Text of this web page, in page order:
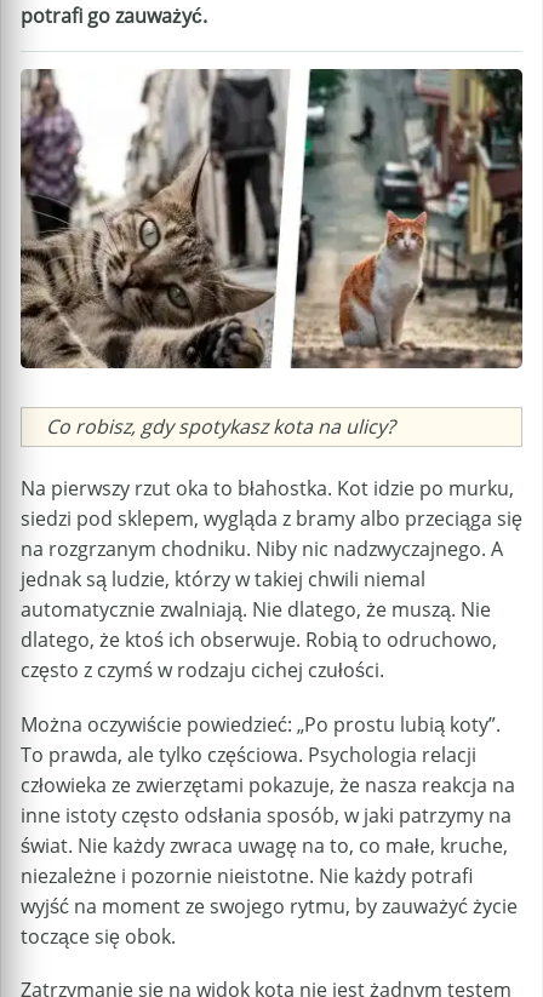
potrafi go zauważyć.
Caption
Co robisz, gdy spotykasz kota na ulicy?
Na pierwszy rzut oka to błahostka. Kot idzie po murku,
siedzi pod sklepem, wygląda z bramy albo przeciąga się
na rozgrzanym chodniku. Niby nic nadzwyczajnego. A
jednak są ludzie, którzy w takiej chwili niemal
automatycznie zwalniają. Nie dlatego, że muszą. Nie
dlatego, że ktoś ich obserwuje. Robią to odruchowo,
często z czymś w rodzaju cichej czułości.
Można oczywiście powiedzieć: „Po prostu lubią koty”.
To prawda, ale tylko częściowa. Psychologia relacji
człowieka ze zwierzętami pokazuje, że nasza reakcja na
inne istoty często odsłania sposób, w jaki patrzymy na
świat. Nie każdy zwraca uwagę na to, co małe, kruche,
niezależne i pozornie nieistotne. Nie każdy potrafi
wyjść na moment ze swojego rytmu, by zauważyć życie
toczące się obok.
Zatrzymanie się na widok kota nie jest żadnym testem